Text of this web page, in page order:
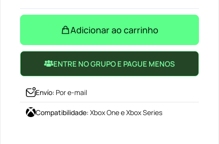
Adicionar ao carrinho
ENTRE NO GRUPO E PAGUE MENOS
Envío: Por e-mail
Compatibilidade: Xbox One e Xbox Series